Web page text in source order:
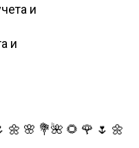
и
и
🌼 🌸 💐🌺 🌻 🌹 🌷 🌼